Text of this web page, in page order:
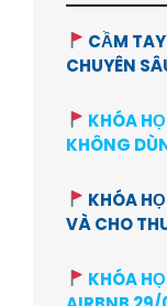
CẦM
CHUYÊN
KHÓA
KHÔNG
KHÓA
VÀ CHO
KHÓA